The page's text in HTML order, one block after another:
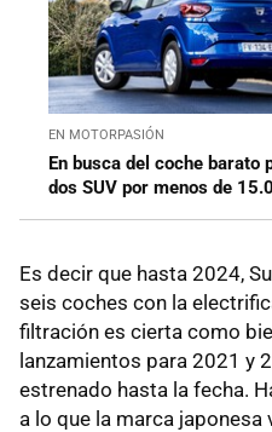
EN MOTORPASIÓN
En busca del coche
dos SUV por menos de
Es decir que hasta 2024,
seis coches con la
filtración es cierta como
lanzamientos para 2021 y
estrenado hasta la fecha.
a lo que la marca